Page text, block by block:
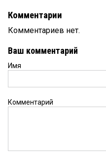
Комментарии
Комментариев нет.
Ваш комментарий
Имя
Комментарий